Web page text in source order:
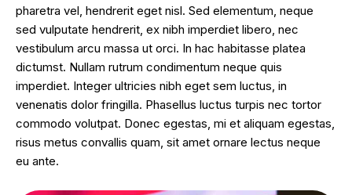
pharetra vel, hendrerit eget nisl. Sed elementum, neque
sed vulputate hendrerit, ex nibh imperdiet libero, nec
vestibulum arcu massa ut orci. In hac habitasse platea
dictumst. Nullam rutrum condimentum neque quis
imperdiet. Integer ultricies nibh eget sem luctus, in
venenatis dolor fringilla. Phasellus luctus turpis nec tortor
commodo volutpat. Donec egestas, mi et aliquam egestas,
risus metus convallis quam, sit amet ornare lectus neque
eu ante.